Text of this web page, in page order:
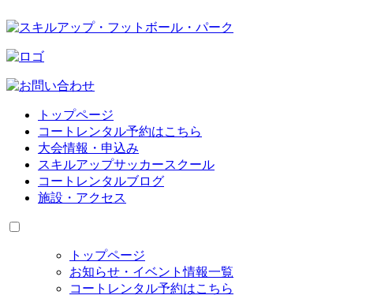
トップページ
コートレンタル予約はこちら
大会情報・申込み
スキルアップサッカースクール
コートレンタルブログ
施設・アクセス
トップページ
お知らせ・イベント情報一覧
コートレンタル予約はこちら